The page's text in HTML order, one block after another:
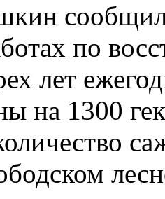
сообщил
по
лет
на 1300